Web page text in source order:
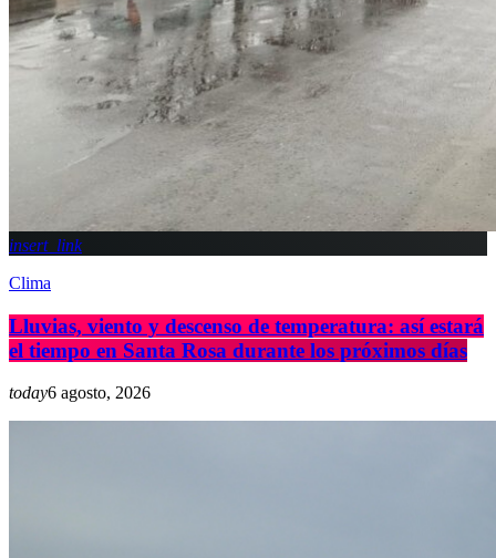
insert_link
Clima
Lluvias, viento y descenso de temperatura: así estará
el tiempo en Santa Rosa durante los próximos días
today6 agosto, 2026